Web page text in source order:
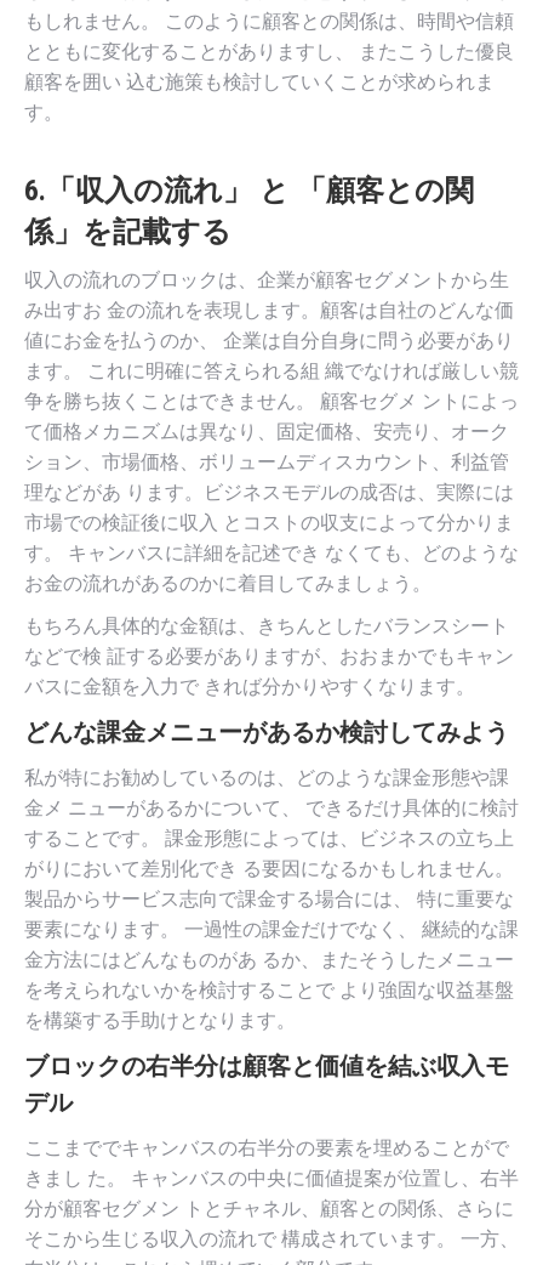
もしれません。 このように顧客との関係は、時間や信頼
とともに変化することがありますし、 またこうした優良
顧客を囲い 込む施策も検討していくことが求められま
す。
6.「収入の流れ」 と 「顧客との関
係」を記載する
収入の流れのブロックは、企業が顧客セグメントから生
み出すお 金の流れを表現します。顧客は自社のどんな価
値にお金を払うのか、 企業は自分自身に問う必要があり
ます。 これに明確に答えられる組 織でなければ厳しい競
争を勝ち抜くことはできません。 顧客セグメ ントによっ
て価格メカニズムは異なり、固定価格、安売り、オーク
ション、市場価格、ボリュームディスカウント、利益管
理などがあ ります。ビジネスモデルの成否は、実際には
市場での検証後に収入 とコストの収支によって分かりま
す。 キャンバスに詳細を記述でき なくても、どのような
お金の流れがあるのかに着目してみましょう。
もちろん具体的な金額は、きちんとしたバランスシート
などで検 証する必要がありますが、おおまかでもキャン
バスに金額を入力で きれば分かりやすくなります。
どんな課金メニューがあるか検討してみよう
私が特にお勧めしているのは、どのような課金形態や課
金メ ニューがあるかについて、 できるだけ具体的に検討
することです。 課金形態によっては、ビジネスの立ち上
がりにおいて差別化でき る要因になるかもしれません。
製品からサービス志向で課金する場合には、 特に重要な
要素になります。 一過性の課金だけでなく、 継続的な課
金方法にはどんなものがあ るか、またそうしたメニュー
を考えられないかを検討することで より強固な収益基盤
を構築する手助けとなります。
ブロックの右半分は顧客と価値を結ぶ収入モ
デル
ここまででキャンバスの右半分の要素を埋めることがで
きまし た。 キャンバスの中央に価値提案が位置し、右半
分が顧客セグメン トとチャネル、顧客との関係、さらに
そこから生じる収入の流れで 構成されています。 一方、